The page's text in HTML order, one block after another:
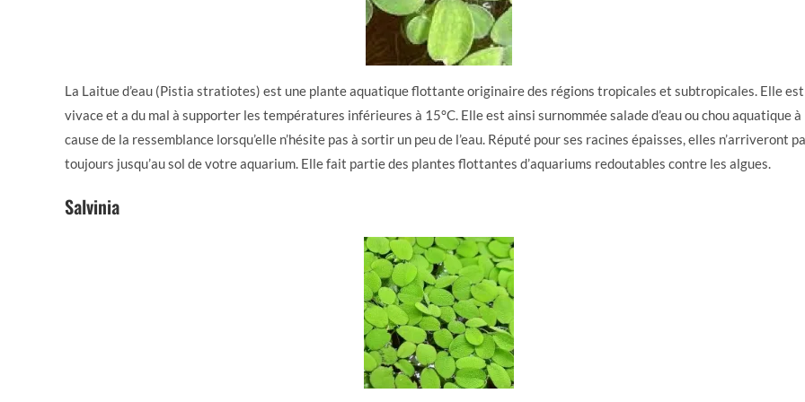
La Laitue d’eau (Pistia stratiotes) est une plante aquatique flottante originaire des régions tropicales et subtropicales. Elle est
vivace et a du mal à supporter les températures inférieures à 15°C. Elle est ainsi surnommée salade d’eau ou chou aquatique à
cause de la ressemblance lorsqu’elle n’hésite pas à sortir un peu de l’eau. Réputé pour ses racines épaisses, elles n’arriveront
toujours jusqu’au sol de votre aquarium. Elle fait partie des plantes flottantes d’aquariums redoutables contre les algues.
Salvinia